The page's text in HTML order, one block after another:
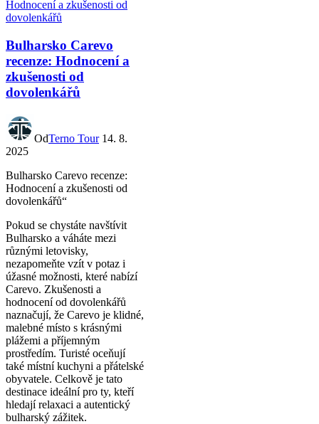
Bulharsko Carevo
recenze: Hodnocení a
zkušenosti od
dovolenkářů
OdTerno Tour 14. 8.
2025
Bulharsko Carevo recenze:
Hodnocení a zkušenosti od
dovolenkářů“
Pokud se chystáte navštívit
Bulharsko a váháte mezi
různými letovisky,
nezapomeňte vzít v potaz i
úžasné možnosti, které nabízí
Carevo. Zkušenosti a
hodnocení od dovolenkářů
naznačují, že Carevo je klidné,
malebné místo s krásnými
plážemi a příjemným
prostředím. Turisté oceňují
také místní kuchyni a přátelské
obyvatele. Celkově je tato
destinace ideální pro ty, kteří
hledají relaxaci a autentický
bulharský zážitek.